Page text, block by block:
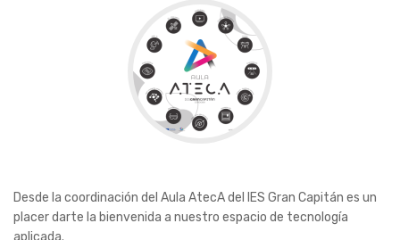
Desde la coordinación del Aula AtecA del IES Gran Capitán es un
placer darte la bienvenida a nuestro espacio de tecnología
aplicada.